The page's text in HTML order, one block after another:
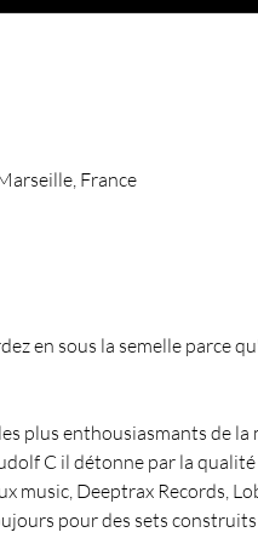
France
en sous la semelle parce
plus enthousiasmants de la
C il détonne par la
music, Deeptrax Records,
pour des sets